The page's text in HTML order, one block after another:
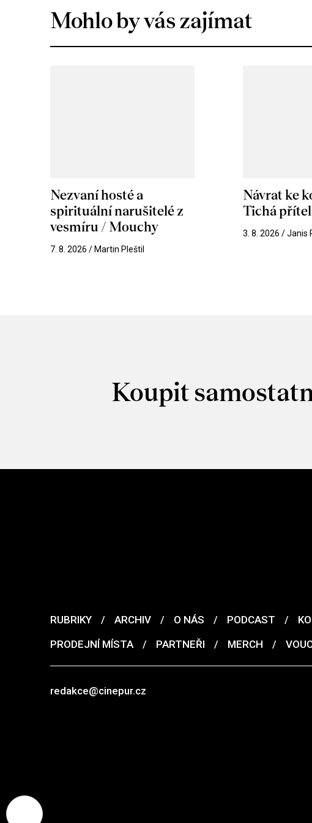
Mohlo by vás zajímat
Nezvaní hosté a
spirituální narušitelé z
vesmíru / Mouchy
7. 8. 2026 / Martin Pleštil
Návrat ke
Tichá
3. 8. 2026 / Janis
Koupit
RUBRIKY / ARCHIV / O NÁS / PODCAST /
PRODEJNÍ MÍSTA
/ PARTNEŘI / MERCH /
redakce@cinepur.cz